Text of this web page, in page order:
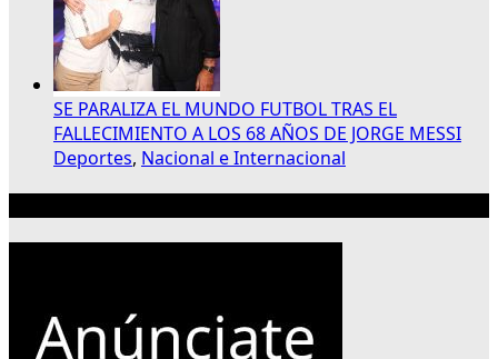
SE PARALIZA EL MUNDO FUTBOL TRAS EL
FALLECIMIENTO A LOS 68 AÑOS DE JORGE MESSI
Deportes, Nacional e Internacional